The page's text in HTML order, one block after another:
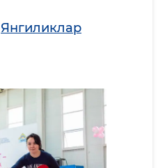
Янгиликлар